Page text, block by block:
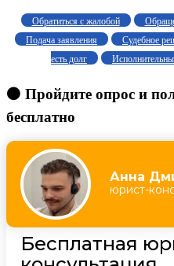
Обратиться с жалобой
Подача заявления
Судебное
есть долг
🟠 Пройдите опрос и
бесплатно